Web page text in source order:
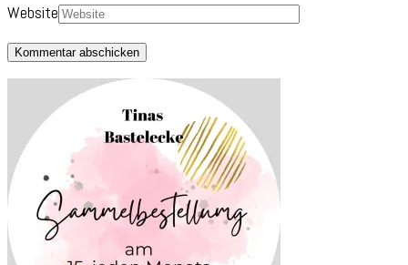
Website